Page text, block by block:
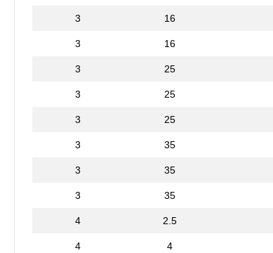
3 16
3 16
3 25
3 25
3 25
3 35
3 35
3 35
4 2.5
4 4